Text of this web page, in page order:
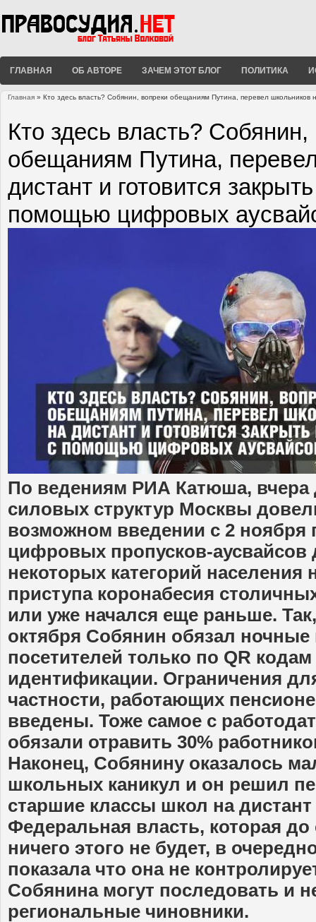
ГЛАВНАЯ ОБ АВТОРЕ ЗАЧЕМ ЭТОТ БЛОГ ПОЛИТИКА
Главная » Кто здесь власть? Собянин, вопреки обещаниям Путина, перевел
Кто здесь власть? Собянин,
обещаниям Путина,
дистант и готовится
помощью цифровых
По ведениям РИА Катюша, вчера
силовых структур Москвы
возможном введении с 2 ноября
цифровых пропусков-аусвайсов
некоторых категорий населения
приступа коронабесия
или уже начался еще раньше.
октября Собянин обязал ночные
посетителей только по QR
идентификации. Ограничения
частности, работающих
введены. Тоже самое с
обязали отравить 30%
Наконец, Собянину оказалось
школьных каникул и он решил
старшие классы школ на
Федеральная власть, которая
ничего этого не будет, в
показала что она не
Собянина могут последовать и
региональные чиновники.